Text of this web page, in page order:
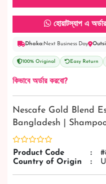
হোয়াটস্যাপ এ
Dhaka:Next Business Day
100% Original Easy Return
কিভাবে অর্ডার করবো?
Nescafe Gold Blend
Bangladesh |
Product Code :
Country of Origin
: